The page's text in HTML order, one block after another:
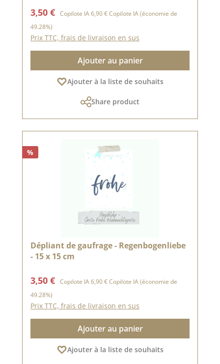
Prix de vente :
3,50 € Copilote IA Prix régulier :
6,90 €Copilote IA(économie de
49.28%)
Prix TTC, frais de livraison en sus
Ajouter au panier
Ajouter à la liste de souhaits
Share product
%
Dépliant de gaufrage - Regenbogenliebe
- 15 x 15 cm
Prix de vente :
3,50 € Copilote IA Prix régulier :
6,90 €Copilote IA(économie de
49.28%)
Prix TTC, frais de livraison en sus
Ajouter au panier
Ajouter à la liste de souhaits